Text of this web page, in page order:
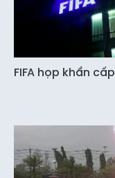
FIFA họp khẩn cấp